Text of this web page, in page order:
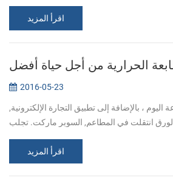
make their customers’ e...
اقرأ المزيد
الحرارية من أجل حياة أفضل
2016-05-23
اليوم ، بالإضافة إلى تطبيق التجارة الإلكترونية,
انتقلت في المطاعم, السوبر ماركت. تجلب
اقرأ المزيد